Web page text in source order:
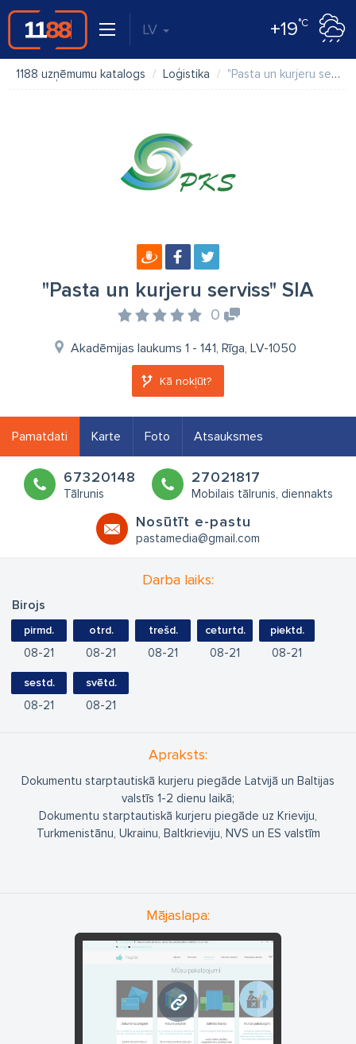
LV +19°C
1188 uzņēmumu katalogs Loģistika "Pasta un kurjeru serviss" SIA
"Pasta un kurjeru serviss" SIA
0
Akadēmijas laukums 1 - 141, Rīga, LV-1050
Kā nokļūt?
Pamatdati Karte Foto Atsauksmes
67320148
Tālrunis
27021817
Mobilais tālrunis, diennakts
Nosūtīt e-pastu
pastamedia@gmail.com
Darba laiks:
Birojs
pirmd.
08 21
otrd.
08 21
trešd.
08 21
ceturtd.
08 21
piektd.
08 21
sestd.
08 21
svētd.
08 21
Apraksts:
Dokumentu starptautiskā kurjeru piegāde Latvijā un Baltijas
valstīs 1-2 dienu laikā;
Dokumentu starptautiskā kurjeru piegāde uz Krieviju,
Turkmenistānu, Ukrainu, Baltkrieviju, NVS un ES valstīm
Mājaslapa:
www.pkspost.com